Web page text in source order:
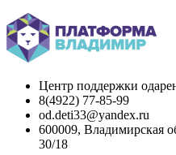
Центр поддержки
8(4922) 77-85-99
od.deti33@yandex.ru
600009, Владимирская
30/18